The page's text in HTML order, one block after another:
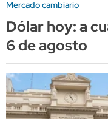
Mercado cambiario
Dólar hoy: a
6 de agosto